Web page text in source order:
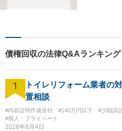
債権回収の法律Q&Aランキング
1
トイレリフォーム業者の
置相談
#内容証明作成送付 #140万円以下 #少額訴
#個人・プライベート
2026年8月4日